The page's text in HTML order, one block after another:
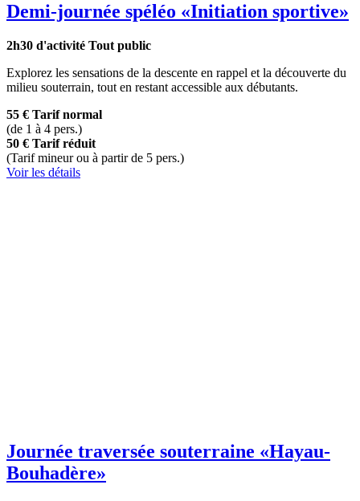
Demi-journée spéléo «Initiation sportive»
2h30 d'activité Tout public
Explorez les sensations de la descente en rappel et la découverte du
milieu souterrain, tout en restant accessible aux débutants.
55 € Tarif normal
(de 1 à 4 pers.)
50 € Tarif réduit
(Tarif mineur ou à partir de 5 pers.)
Voir les détails
Journée traversée souterraine «Hayau-
Bouhadère»